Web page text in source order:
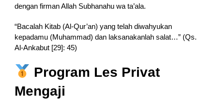
dengan firman Allah Subhanahu wa ta’ala.
“Bacalah Kitab (Al-Qur’an) yang telah diwahyukan
kepadamu (Muhammad) dan laksanakanlah salat…” (Qs.
Al-Ankabut [29]: 45)
Program Les Privat
Mengaji